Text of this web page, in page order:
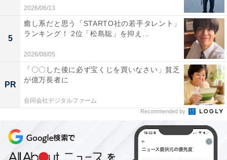
いました。
※回答コメントは原文ママです
この記事の筆者：田中 寛大
一橋大学大学院社会学研究科修了後、国の所管法人に入
職。地方公共団体の情報化支援や広報を担当。2019年に
株式会社アマノートを設立し、現在はWebメディアや選
書サービスの運営、SEO業務に従事。年間3,000本以上
のコンテンツ制作に携わる。
2026/06/13
5
癒し系だと思う「STARTO社の若手タレント」
ランキング！ 2位「松島聡」を抑え...
2026/08/05
PR
「〇〇した後に必ず宝くじを買いなさい」貧乏
が億万長者に
合同会社デジタルファーム
Recommended by